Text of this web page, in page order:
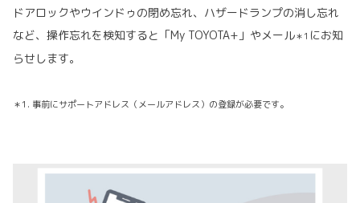
ドアロックやウインドゥの閉め忘れ、ハザードランプの消し忘れ
など、操作忘れを検知すると「My TOYOTA+」やメール＊1 にお知
らせします。
＊1. 事前にサポートアドレス（メールアドレス）の登録が必要です。